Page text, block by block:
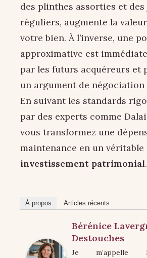
des plinthes assorties et
réguliers, augmente la
votre bien. À l’inverse, une
approximative est
par les futurs acquéreurs et
un argument de négociation
En suivant les standards
par des experts comme
vous transformez une
maintenance en un véritable
investissement patrimonial.
À propos Articles récents
Bérénice
Destouches
Je m’appelle